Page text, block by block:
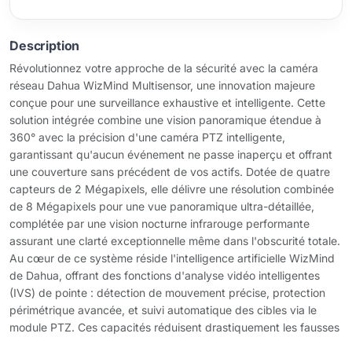
Description
Révolutionnez votre approche de la sécurité avec la caméra
réseau Dahua WizMind Multisensor, une innovation majeure
conçue pour une surveillance exhaustive et intelligente. Cette
solution intégrée combine une vision panoramique étendue à
360° avec la précision d'une caméra PTZ intelligente,
garantissant qu'aucun événement ne passe inaperçu et offrant
une couverture sans précédent de vos actifs. Dotée de quatre
capteurs de 2 Mégapixels, elle délivre une résolution combinée
de 8 Mégapixels pour une vue panoramique ultra-détaillée,
complétée par une vision nocturne infrarouge performante
assurant une clarté exceptionnelle même dans l'obscurité totale.
Au cœur de ce système réside l'intelligence artificielle WizMind
de Dahua, offrant des fonctions d'analyse vidéo intelligentes
(IVS) de pointe : détection de mouvement précise, protection
périmétrique avancée, et suivi automatique des cibles via le
module PTZ. Ces capacités réduisent drastiquement les fausses